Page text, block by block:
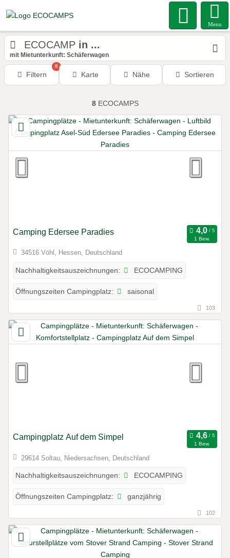
Menu
ECOCAMP in ...
mit Mietunterkunft: Schäferwagen
Filtern
0
Karte Nähe Sortieren
8ECOCAMPS
Camping Edersee Paradies
1 Bew.
34516 Vöhl, Hessen, Deutschland
Nachhaltigkeitsauszeichnungen: ECOCAMPING
Öffnungszeiten Campingplatz: saisonal
103
Campingplatz Auf dem Simpel
1 Bew.
29614 Soltau, Niedersachsen, Deutschland
Nachhaltigkeitsauszeichnungen: ECOCAMPING
Öffnungszeiten Campingplatz: ganzjährig
102